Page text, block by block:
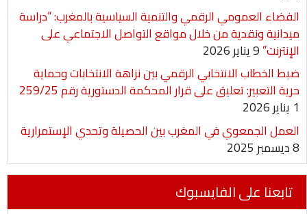
الفضاء العمومي الرقمي والتنمية السياسية بالمغرب: “دراسة
ميدانية ونقدية من خلال مواقع التواصل الاجتماعي على
الإنترنت”9 يناير 2026
ضبط الخطاب الانتخابي الرقمي بين نزاهة الانتخابات وحماية
حرية التعبير: تعليق على قرار المحكمة الدستورية رقم 259/25
1 يناير 2026
العمل الجمعوي في المغرب بين الحصيلة وتحدي الإستمرارية
8 ديسمبر 2025
تابعنا على الفايسبوك